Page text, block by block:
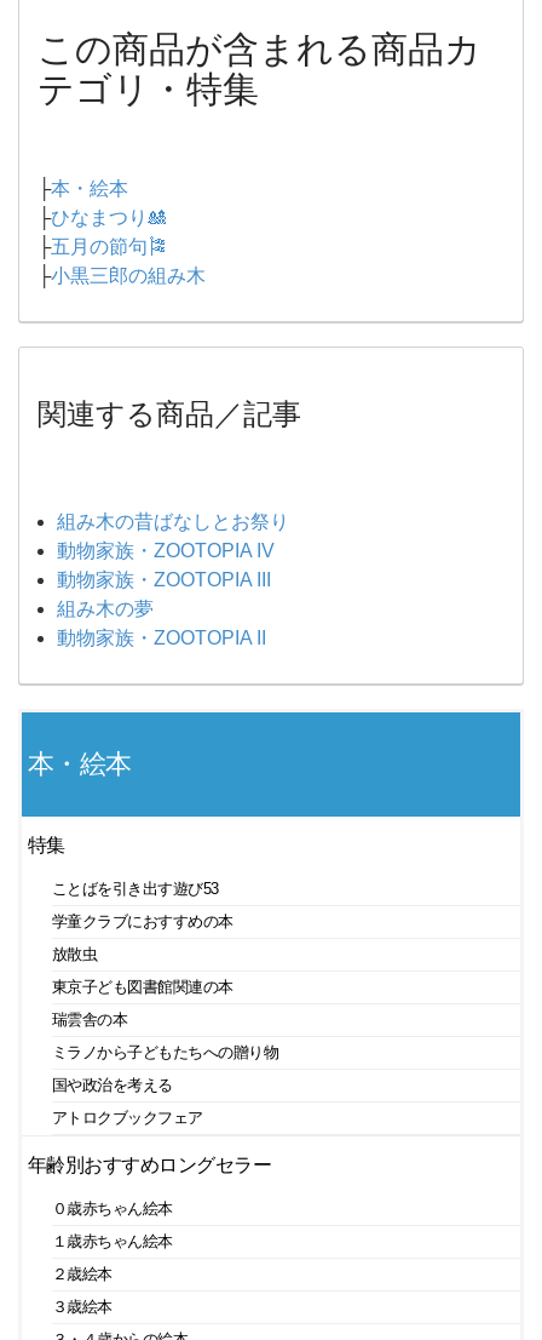
この商品が含まれる商品カ
テゴリ・特集
├本・絵本
├ひなまつり🎎
├五月の節句🎏
├小黒三郎の組み木
関連する商品／記事
組み木の昔ばなしとお祭り
動物家族・ZOOTOPIA IV
動物家族・ZOOTOPIA III
組み木の夢
動物家族・ZOOTOPIA II
本・絵本
特集
ことばを引き出す遊び53
学童クラブにおすすめの本
放散虫
東京子ども図書館関連の本
瑞雲舎の本
ミラノから子どもたちへの贈り物
国や政治を考える
アトロクブックフェア
年齢別おすすめロングセラー
０歳赤ちゃん絵本
１歳赤ちゃん絵本
２歳絵本
３歳絵本